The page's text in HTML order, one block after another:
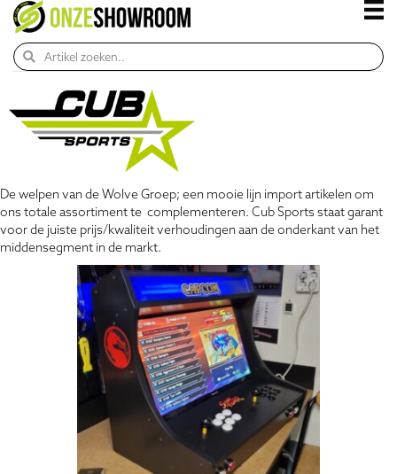
De welpen van de Wolve Groep; een mooie lijn import artikelen om
ons totale assortiment te complementeren. Cub Sports staat garant
voor de juiste prijs/kwaliteit verhoudingen aan de onderkant van het
middensegment in de markt.